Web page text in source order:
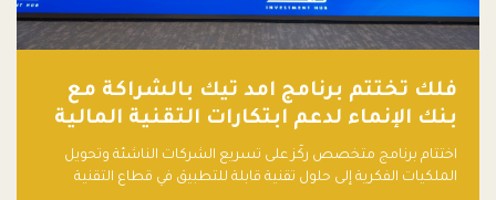
فلك تختتم برنامج امد تيك بالشراكة مع
بنك الإنماء لدعم ابتكارات التقنية المالية
اختتام برنامج متخصص ركّز على تسريع الشركات الناشئة وتحويل
الملكيات الفكرية إلى حلول تقنية قابلة للتطبيق في قطاع التقنية